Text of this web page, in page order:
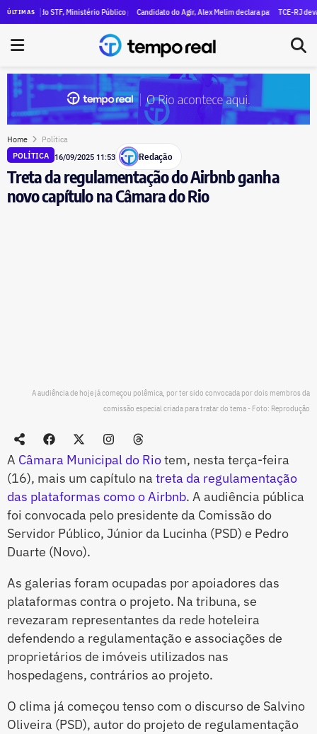
ÚLTIMAS
R$ 47 milhões em patrimônio
do STF, Ministério Público pede execução da condenação e da inelegibilidade de Garotinho
Candidato do Agir, Alex Melim declara patrimônio de R$ 30
TCE-RJ devassa
Home Política
POLÍTICA 16/09/2025 11:53 Redação
Treta da regulamentação do Airbnb ganha
novo capítulo na Câmara do Rio
A audiência de hoje já começou polêmica, por ter sido convocada por dois membros da
comissão especial criada para tratar do tema - Foto: Reprodução
A Câmara Municipal do Riotem, nesta terça-feira
(16), mais um capítulo na treta da regulamentação
das plataformas como o Airbnb. A audiência pública
foi convocada pelo presidente da Comissão do
Servidor Público, Júnior da Lucinha (PSD) e Pedro
Duarte (Novo).
As galerias foram ocupadas por apoiadores das
plataformas contra o projeto. Na tribuna, se
revezaram representantes da rede hoteleira
defendendo a regulamentação e associações de
proprietários de imóveis utilizados nas
hospedagens, contrários ao projeto.
O clima já começou tenso com o discurso de Salvino
Oliveira (PSD), autor do projeto de regulamentação